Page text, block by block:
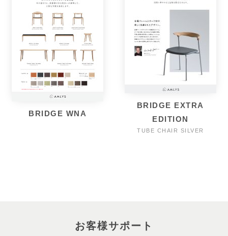
BRIDGE WNA
BRIDGE EXTRA
EDITION
TUBE CHAIR SILVER
お客様サポート